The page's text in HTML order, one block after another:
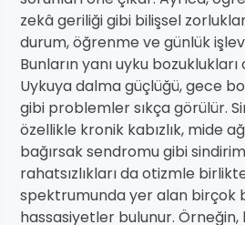
zekâ geriliği gibi bilişsel
durum, öğrenme ve günlük
Bunların yanı uyku bozuklukları
Uykuya dalma güçlüğü, gece
gibi problemler sıkça görülür.
özellikle kronik kabızlık, mide
bağırsak sendromu gibi
rahatsızlıkları da otizmle
spektrumunda yer alan birçok
hassasiyetler bulunur. Örneğin,